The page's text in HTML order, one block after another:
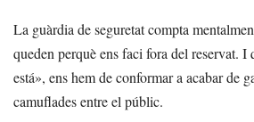
La guàrdia de seguretat compta
queden perquè ens faci fora del reservat. I
está», ens hem de conformar a acabar de
camuflades entre el públic.